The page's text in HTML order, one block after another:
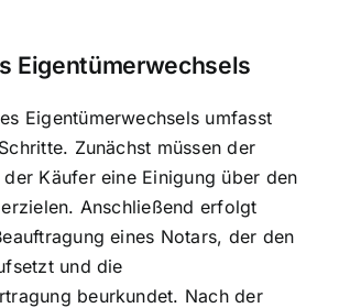
Eigentümerwechsels
Eigentümerwechsels umfasst
Zunächst müssen der
Käufer eine Einigung über den
Anschließend erfolgt
eines Notars, der den
und die
beurkundet. Nach der